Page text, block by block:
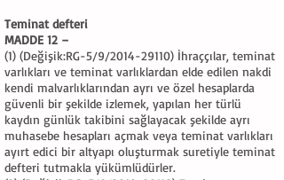
Teminat defteri
MADDE 12 –
(1) (Değişik:RG-5/9/2014-29110) İhraççılar, teminat
varlıkları ve teminat varlıklardan elde edilen nakdi
kendi malvarlıklarından ayrı ve özel hesaplarda
güvenli bir şekilde izlemek, yapılan her türlü
kaydın günlük takibini sağlayacak şekilde ayrı
muhasebe hesapları açmak veya teminat varlıkları
ayırt edici bir altyapı oluşturmak suretiyle teminat
defteri tutmakla yükümlüdürler.